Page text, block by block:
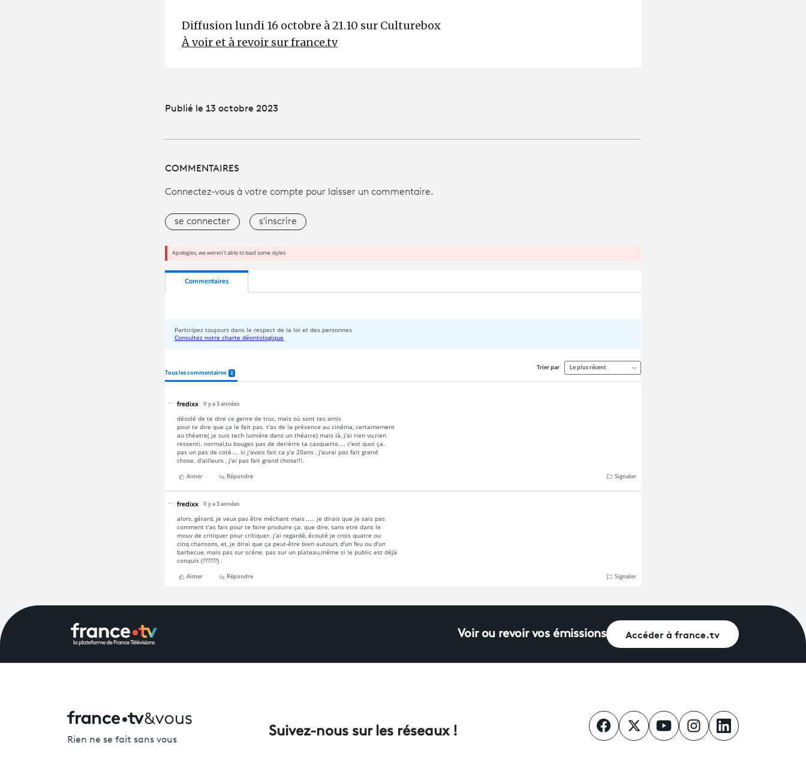
Diffusion lundi 16 octobre à 21.10 sur Culturebox
À voir et à revoir sur france.tv
Publié le 13 octobre 2023
COMMENTAIRES
Connectez-vous à votre compte pour laisser un commentaire.
se connecter s'inscrire
Voir ou revoir vos émissions Accéder à france.tv
Rien ne se fait sans vous
Suivez-nous sur les réseaux !